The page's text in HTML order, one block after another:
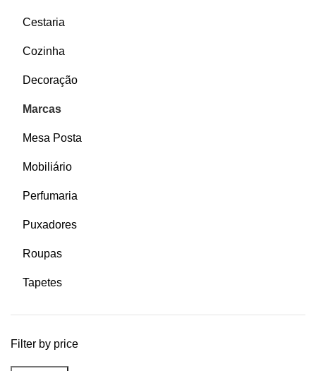
Cestaria
Cozinha
Decoração
Marcas
Mesa Posta
Mobiliário
Perfumaria
Puxadores
Roupas
Tapetes
Filter by price